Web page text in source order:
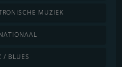
MUZIEK
/ BLUES